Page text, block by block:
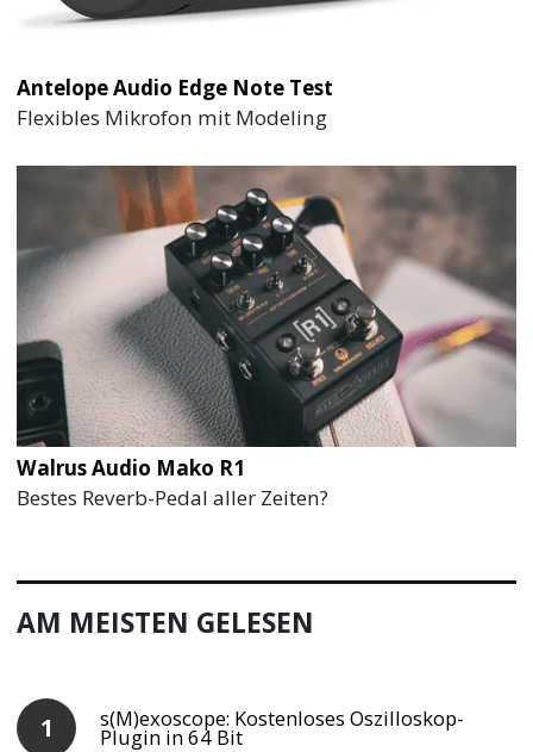
Antelope Audio Edge Note Test
Flexibles Mikrofon mit Modeling
Walrus Audio Mako R1
Bestes Reverb-Pedal aller Zeiten?
AM MEISTEN GELESEN
s(M)exoscope: Kostenloses Oszilloskop-
Plugin in 64 Bit